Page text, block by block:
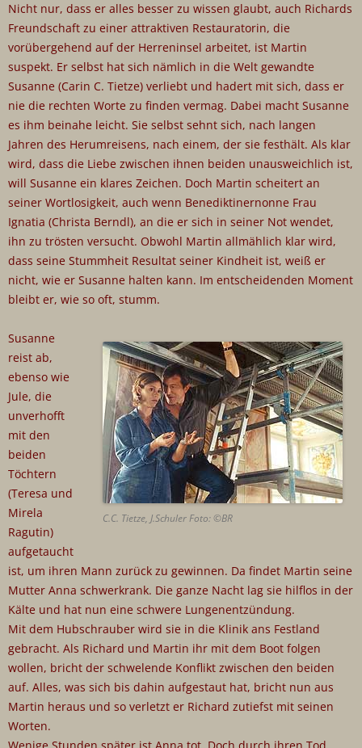
Nicht nur, dass er alles besser zu wissen glaubt, auch Richards
Freundschaft zu einer attraktiven Restauratorin, die
vorübergehend auf der Herreninsel arbeitet, ist Martin
suspekt. Er selbst hat sich nämlich in die Welt gewandte
Susanne (Carin C. Tietze) verliebt und hadert mit sich, dass er
nie die rechten Worte zu finden vermag. Dabei macht Susanne
es ihm beinahe leicht. Sie selbst sehnt sich, nach langen
Jahren des Herumreisens, nach einem, der sie festhält. Als klar
wird, dass die Liebe zwischen ihnen beiden unausweichlich ist,
will Susanne ein klares Zeichen. Doch Martin scheitert an
seiner Wortlosigkeit, auch wenn Benediktinernonne Frau
Ignatia (Christa Berndl), an die er sich in seiner Not wendet,
ihn zu trösten versucht. Obwohl Martin allmählich klar wird,
dass seine Stummheit Resultat seiner Kindheit ist, weiß er
nicht, wie er Susanne halten kann. Im entscheidenden Moment
bleibt er, wie so oft, stumm.
C.C. Tietze, J.Schuler Foto: ©BR
Susanne
reist ab,
ebenso wie
Jule, die
unverhofft
mit den
beiden
Töchtern
(Teresa und
Mirela
Ragutin)
aufgetaucht
ist, um ihren Mann zurück zu gewinnen. Da findet Martin seine
Mutter Anna schwerkrank. Die ganze Nacht lag sie hilflos in der
Kälte und hat nun eine schwere Lungenentzündung.
Mit dem Hubschrauber wird sie in die Klinik ans Festland
gebracht. Als Richard und Martin ihr mit dem Boot folgen
wollen, bricht der schwelende Konflikt zwischen den beiden
auf. Alles, was sich bis dahin aufgestaut hat, bricht nun aus
Martin heraus und so verletzt er Richard zutiefst mit seinen
Worten.